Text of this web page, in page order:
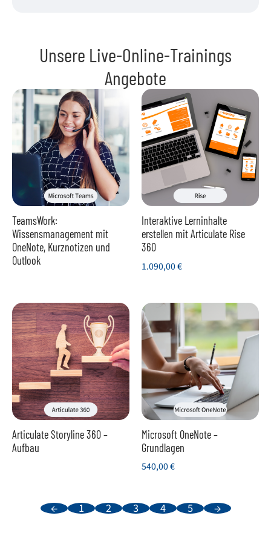
Unsere Live-Online-Trainings
Angebote
TeamsWork:
Wissensmanagement mit
OneNote, Kurznotizen und
Outlook
Interaktive Lerninhalte
erstellen mit Articulate Rise
360
1.090,00€
Articulate Storyline 360 –
Aufbau
Microsoft OneNote –
Grundlagen
540,00€
← 1 2 3 4 5 →